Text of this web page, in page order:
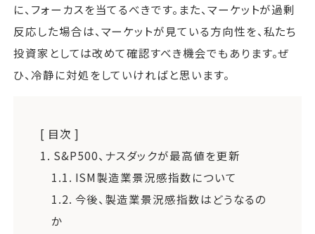
に、フォーカスを当てるべきです。また、マーケットが過剰
反応した場合は、マーケットが見ている方向性を、私たち
投資家としては改めて確認すべき機会でもあります。ぜ
ひ、冷静に対処をしていければと思います。
[ 目次 ]
1. S&P500、ナスダックが最高値を更新
1.1. ISM製造業景況感指数について
1.2. 今後、製造業景況感指数はどうなるの
か